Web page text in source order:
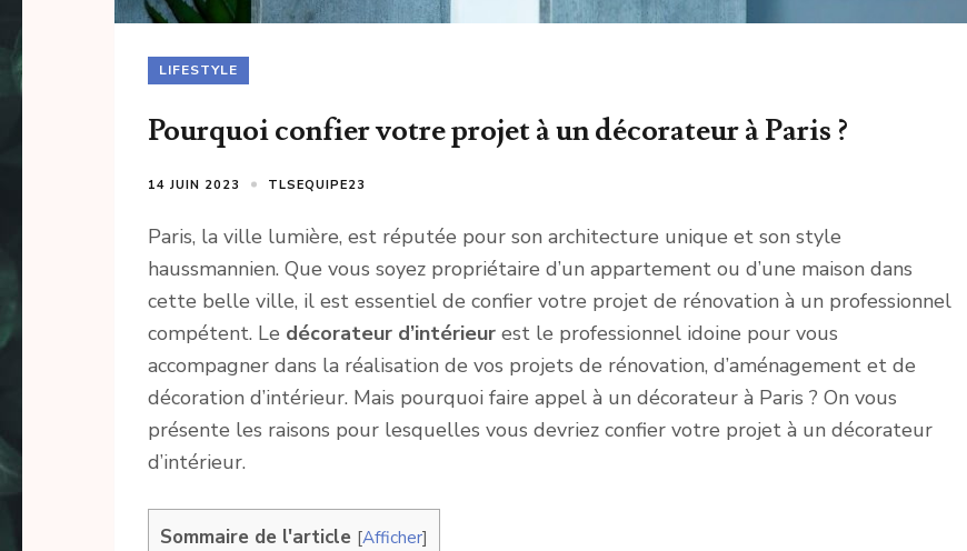
LIFESTYLE
Pourquoi confier votre projet à un décorateur à Paris ?
14 JUIN 2023 TLSEQUIPE23
Paris, la ville lumière, est réputée pour son architecture unique et son style
haussmannien. Que vous soyez propriétaire d’un appartement ou d’une maison dans
cette belle ville, il est essentiel de confier votre projet de rénovation à un professionnel
compétent. Le décorateur d’intérieur est le professionnel idoine pour vous
accompagner dans la réalisation de vos projets de rénovation, d’aménagement et de
décoration d’intérieur. Mais pourquoi faire appel à un décorateur à Paris ? On vous
présente les raisons pour lesquelles vous devriez confier votre projet à un décorateur
d’intérieur.
Sommaire de l'article [Afficher]